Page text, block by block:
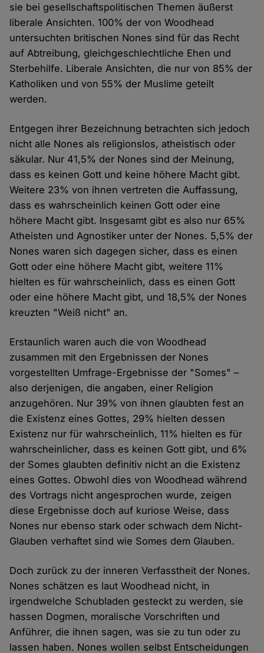
sie bei gesellschaftspolitischen Themen äußerst
liberale Ansichten. 100% der von Woodhead
untersuchten britischen Nones sind für das Recht
auf Abtreibung, gleichgeschlechtliche Ehen und
Sterbehilfe. Liberale Ansichten, die nur von 85% der
Katholiken und von 55% der Muslime geteilt
werden.
Entgegen ihrer Bezeichnung betrachten sich jedoch
nicht alle Nones als religionslos, atheistisch oder
säkular. Nur 41,5% der Nones sind der Meinung,
dass es keinen Gott und keine höhere Macht gibt.
Weitere 23% von ihnen vertreten die Auffassung,
dass es wahrscheinlich keinen Gott oder eine
höhere Macht gibt. Insgesamt gibt es also nur 65%
Atheisten und Agnostiker unter der Nones. 5,5% der
Nones waren sich dagegen sicher, dass es einen
Gott oder eine höhere Macht gibt, weitere 11%
hielten es für wahrscheinlich, dass es einen Gott
oder eine höhere Macht gibt, und 18,5% der Nones
kreuzten "Weiß nicht" an.
Erstaunlich waren auch die von Woodhead
zusammen mit den Ergebnissen der Nones
vorgestellten Umfrage-Ergebnisse der "Somes" –
also derjenigen, die angaben, einer Religion
anzugehören. Nur 39% von ihnen glaubten fest an
die Existenz eines Gottes, 29% hielten dessen
Existenz nur für wahrscheinlich, 11% hielten es für
wahrscheinlicher, dass es keinen Gott gibt, und 6%
der Somes glaubten definitiv nicht an die Existenz
eines Gottes. Obwohl dies von Woodhead während
des Vortrags nicht angesprochen wurde, zeigen
diese Ergebnisse doch auf kuriose Weise, dass
Nones nur ebenso stark oder schwach dem Nicht-
Glauben verhaftet sind wie Somes dem Glauben.
Doch zurück zu der inneren Verfasstheit der Nones.
Nones schätzen es laut Woodhead nicht, in
irgendwelche Schubladen gesteckt zu werden, sie
hassen Dogmen, moralische Vorschriften und
Anführer, die ihnen sagen, was sie zu tun oder zu
lassen haben. Nones wollen selbst Entscheidungen